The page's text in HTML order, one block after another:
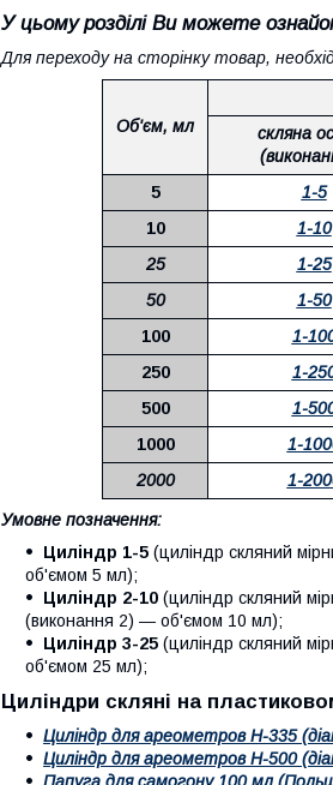
У цьому розділі Ви можете
Для переходу на сторінку товар,
Об'єм, мл
скляна
5
1-5
10
1-10
25
1-25
50
1-50
100
1-
250
1-
500
1-
1000
1-
2000
1-
Умовне позначення:
Циліндр 1-5 (циліндр скляний
об'ємом 5 мл);
Циліндр 2-10 (циліндр скляний
(виконання 2) ― об'ємом 10 мл);
Циліндр 3-25 (циліндр скляний
об'ємом 25 мл);
Циліндри скляні на
Циліндр для ареометров Н-335
Циліндр для ареометров Н-500